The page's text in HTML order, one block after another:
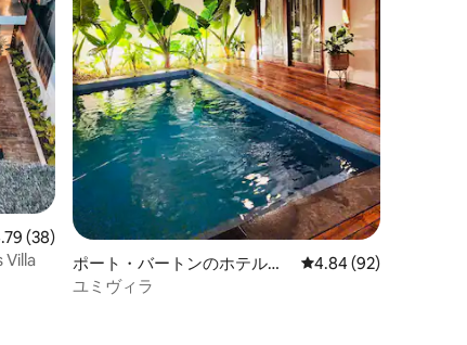
ュー38件、5つ星中4.79つ星の平均評価
(38)
Villa
ポート・バートンのホテル客
室
レビュー92件、5つ星
4.84 (92)
ユミヴィラ